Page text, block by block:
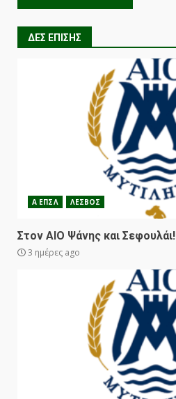
ΔΕΣ ΕΠΙΣΗΣ
Α ΕΠΣΛ ΛΕΣΒΟΣ
Στον ΑΙΟ Ψάνης και Σεφουλάι!
3 ημέρες ago